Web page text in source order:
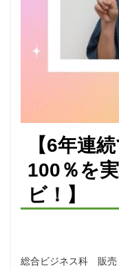
【6年連
100％を
ビ！】
総合ビジネス科 販売